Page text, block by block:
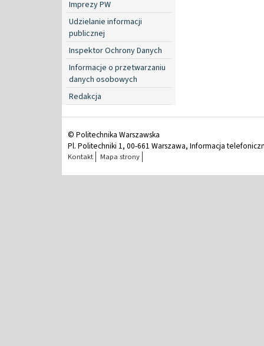
Imprezy PW
Udzielanie informacji
publicznej
Inspektor Ochrony Danych
Informacje o przetwarzaniu
danych osobowych
Redakcja
© Politechnika Warszawska
Pl. Politechniki 1, 00-661 Warszawa, Informacja
Kontakt Mapa strony